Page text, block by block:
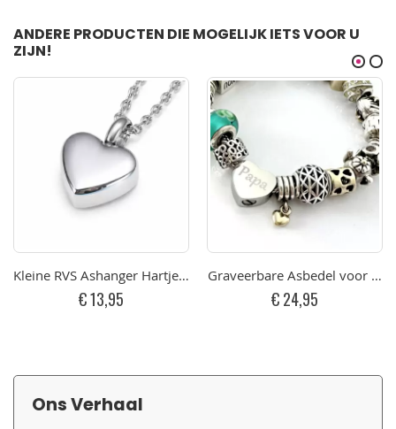
ANDERE PRODUCTEN DIE MOGELIJK IETS VOOR U
ZIJN!
Kleine RVS Ashanger Hartje 13 mm - Graveerbaar
€ 13,95
Graveerbare Asbedel voor
€ 24,95
Ons Verhaal